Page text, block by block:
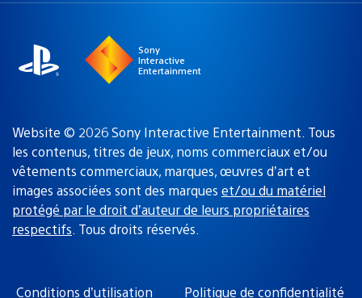
Sony
Interactive
Entertainment
Website © 2026 Sony Interactive Entertainment. Tous
les contenus, titres de jeux, noms commerciaux et/ou
vêtements commerciaux, marques, œuvres d’art et
images associées sont des marques et/ou du matériel
protégé par le droit d’auteur de leurs propriétaires
respectifs. Tous droits réservés.
Conditions d’utilisation Politique de confidentialité